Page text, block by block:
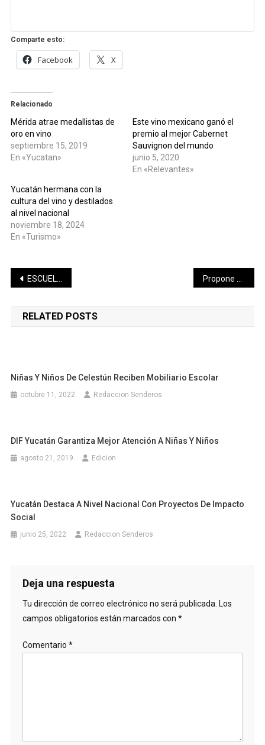
Comparte esto:
Facebook X
Relacionado
Mérida atrae medallistas de
oro en vino
septiembre 15, 2019
En «Yucatan»
Este vino mexicano ganó el
premio al mejor Cabernet
Sauvignon del mundo
junio 5, 2020
En «Relevantes»
Yucatán hermana con la
cultura del vino y destilados
al nivel nacional
noviembre 18, 2024
En «Turismo»
Navegación
de
entradas
ESCUELAS TÉCNICAS DEPORTIVAS, EN PROCESO DE CAPTAR TALENTOS
RELATED POSTS
Niñas Y Niños De Celestún Reciben Mobiliario Escolar
octubre 11, 2022 Redaccion Senderos
DIF Yucatán Garantiza Mejor Atención A Niñas Y Niños
agosto 21, 2019 Edicion
Yucatán Destaca A Nivel Nacional Con Proyectos De Impacto
Social
junio 25, 2022 Redaccion Senderos
Deja una respuesta
Tu dirección de correo electrónico no será publicada. Los
campos obligatorios están marcados con *
Comentario *